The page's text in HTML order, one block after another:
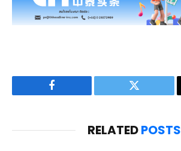
Facebook Twitter
RELATEDPOSTS